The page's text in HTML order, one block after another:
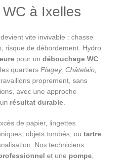
à Ixelles
devient vite invivable : chasse
risque de débordement. Hydro
pour undébouchage WC
quartiersFlagey, Châtelain,
proprement, sans
avec une approche
résultat durable
de papier, lingettes
objets tombés, outartre
Nos techniciens
et une pompe